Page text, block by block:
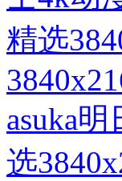
asuka
选